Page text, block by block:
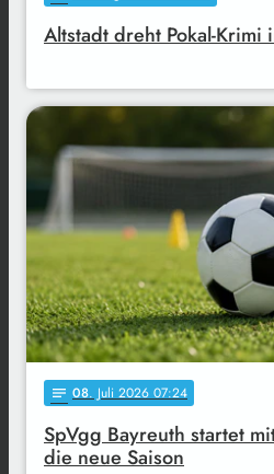
Altstadt dreht Pokal-Krimi
notes 08. Juli 2026 07:24
SpVgg Bayreuth startet
die neue Saison